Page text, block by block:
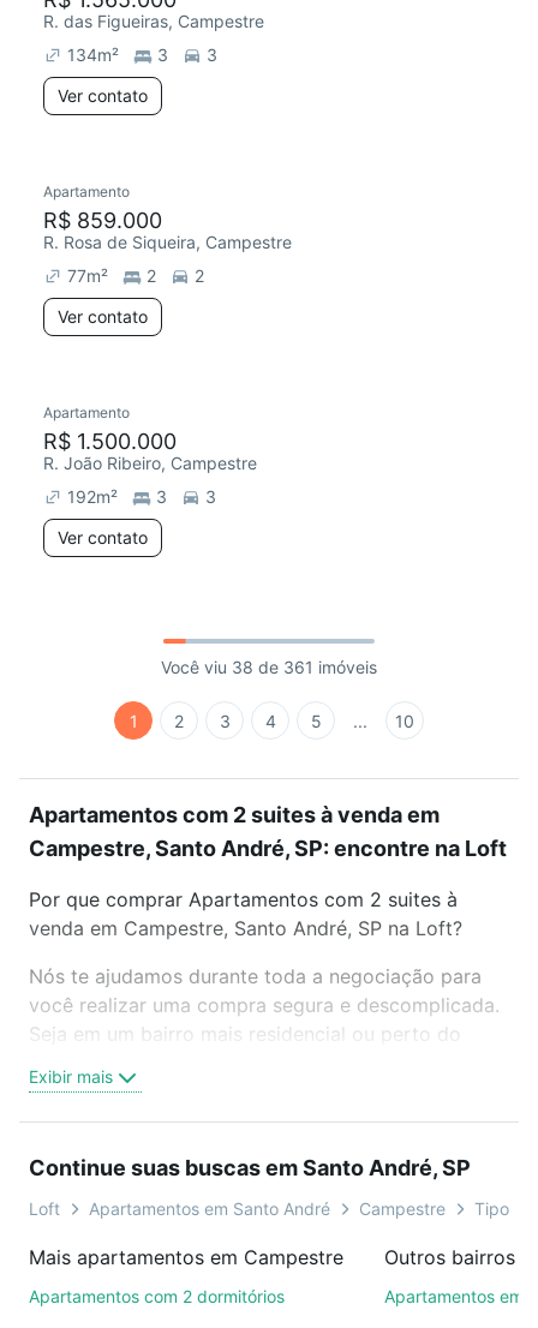
R. das Figueiras, Campestre
134m² 3
3
Ver contato
Apartamento
R$ 859.000
R. Rosa de Siqueira, Campestre
77m² 2
2
Ver contato
Apartamento
R$ 1.500.000
R. João Ribeiro, Campestre
192m² 3
3
Ver contato
Você viu 38 de 361 imóveis
1 2 3 4 5 ... 10
Apartamentos com 2 suites à venda em
Campestre, Santo André, SP: encontre na Loft
Por que comprar Apartamentos com 2 suites à
venda em Campestre, Santo André, SP na Loft?
Nós te ajudamos durante toda a negociação para
você realizar uma compra segura e descomplicada.
Seja em um bairro mais residencial ou perto do
oferta ideal de Apartamentos com 2 suites à venda
em Campestre, Santo André, SP para conquistar seu
videochamada, é grátis, sem compromisso e você
ainda conta com mais de 46 mil corretores e
de imóveis.
Como escolher um imóvel?
Exibir mais
Continue suas buscas em Santo André, SP
Loft Apartamentos em Santo André Campestre Tipo
Mais apartamentos em Campestre
Apartamentos com 2 dormitórios
Apartamentos em